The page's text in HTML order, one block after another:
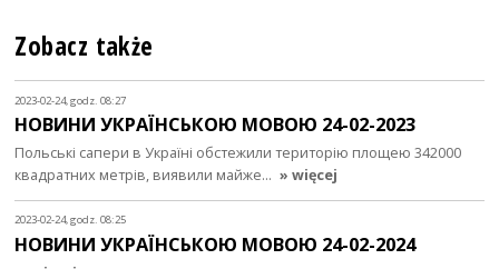
Zobacz także
2023-02-24, godz. 08:27
НОВИНИ УКРАЇНСЬКОЮ МОВОЮ 24-02-2023
Польські сапери в Україні обстежили територію площею 342000
квадратних метрів, виявили майже… » więcej
2023-02-24, godz. 08:25
НОВИНИ УКРАЇНСЬКОЮ МОВОЮ 24-02-2024